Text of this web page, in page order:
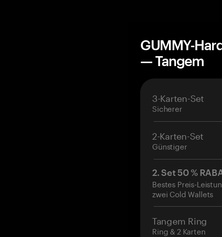
GUMMY-
— Tangem
3-Karten-Set
Sicherer
2-Karten-Set
Günstiger
2. Set 50 %
Bestes Preis-
zwei Cold Wallets
Tangem Ring
Ring & 2 Karten